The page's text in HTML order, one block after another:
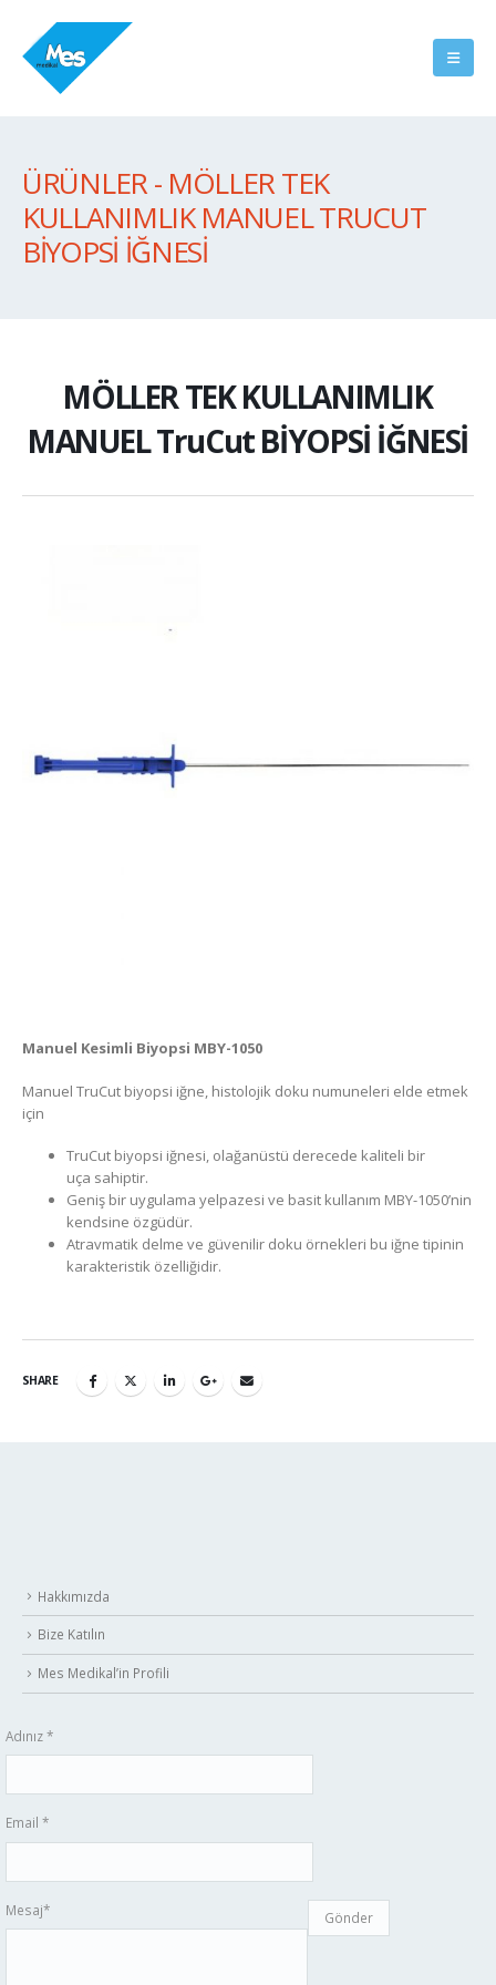
ÜRÜNLER - MÖLLER TEK
KULLANIMLIK MANUEL TRUCUT
BİYOPSİ İĞNESİ
MÖLLER TEK KULLANIMLIK
MANUEL TruCut BİYOPSİ İĞNESİ
Manuel Kesimli Biyopsi MBY-1050
Manuel TruCut biyopsi iğne, histolojik doku numuneleri elde etmek
için
TruCut biyopsi iğnesi, olağanüstü derecede kaliteli bir
uça sahiptir.
Geniş bir uygulama yelpazesi ve basit kullanım MBY-1050’nin
kendsine özgüdür.
Atravmatik delme ve güvenilir doku örnekleri bu iğne tipinin
karakteristik özelliğidir.
SHARE
Hakkımızda
Bize Katılın
Mes Medikal’in Profili
Adınız *
Email *
Mesaj*